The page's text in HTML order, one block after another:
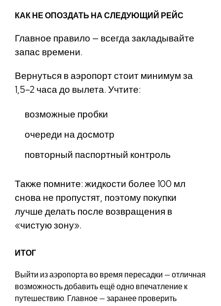
КАК НЕ ОПОЗДАТЬ НА СЛЕДУЮЩИЙ РЕЙС
Главное правило — всегда закладывайте
запас времени.
Вернуться в аэропорт стоит минимум за
1,5–2 часа до вылета. Учтите:
возможные пробки
очереди на досмотр
повторный паспортный контроль
Также помните: жидкости более 100 мл
снова не пропустят, поэтому покупки
лучше делать после возвращения в
«чистую зону».
ИТОГ
Выйти из аэропорта во время пересадки — отличная
возможность добавить ещё одно впечатление к
путешествию. Главное — заранее проверить